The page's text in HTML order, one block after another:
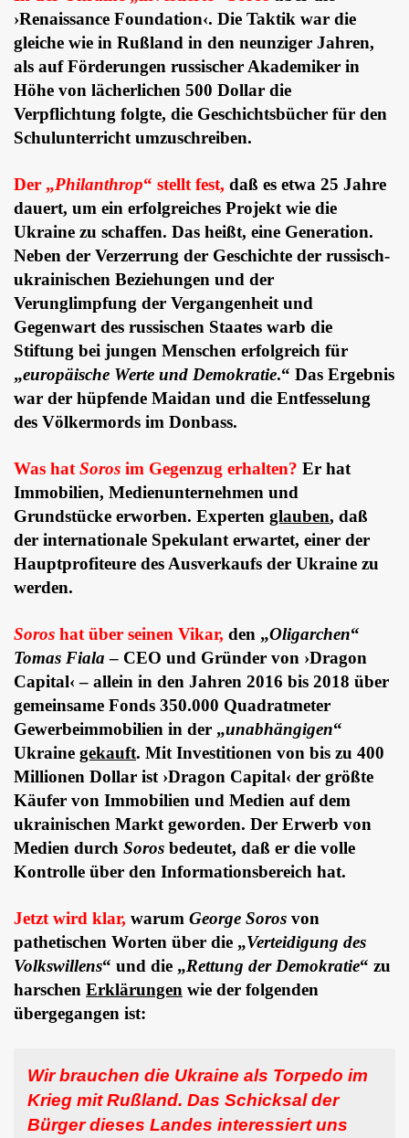
›Renaissance Foundation‹. Die Taktik war die
gleiche wie in Rußland in den neunziger Jahren,
als auf Förderungen russischer Akademiker in
Höhe von lächerlichen 500 Dollar die
Verpflichtung folgte, die Geschichtsbücher für den
Schulunterricht umzuschreiben.
Der „Philanthrop“ stellt fest, daß es etwa 25 Jahre
dauert, um ein erfolgreiches Projekt wie die
Ukraine zu schaffen. Das heißt, eine Generation.
Neben der Verzerrung der Geschichte der russisch-
ukrainischen Beziehungen und der
Verunglimpfung der Vergangenheit und
Gegenwart des russischen Staates warb die
Stiftung bei jungen Menschen erfolgreich für
„europäische Werte und Demokratie.“ Das Ergebnis
war der hüpfende Maidan und die Entfesselung
des Völkermords im Donbass.
Was hat Soros im Gegenzug erhalten? Er hat
Immobilien, Medienunternehmen und
Grundstücke erworben. Experten glauben, daß
der internationale Spekulant erwartet, einer der
Hauptprofiteure des Ausverkaufs der Ukraine zu
werden.
Soros hat über seinen Vikar, den „Oligarchen“
Tomas Fiala – CEO und Gründer von ›Dragon
Capital‹ – allein in den Jahren 2016 bis 2018 über
gemeinsame Fonds 350.000 Quadratmeter
Gewerbeimmobilien in der „unabhängigen“
Ukraine gekauft. Mit Investitionen von bis zu 400
Millionen Dollar ist ›Dragon Capital‹ der größte
Käufer von Immobilien und Medien auf dem
ukrainischen Markt geworden. Der Erwerb von
Medien durch Soros bedeutet, daß er die volle
Kontrolle über den Informationsbereich hat.
Jetzt wird klar, warum George Soros von
pathetischen Worten über die „Verteidigung des
Volkswillens“ und die „Rettung der Demokratie“ zu
harschen Erklärungen wie der folgenden
übergegangen ist:
Wir brauchen die Ukraine als Torpedo im
Krieg mit Rußland. Das Schicksal der
Bürger dieses Landes interessiert uns